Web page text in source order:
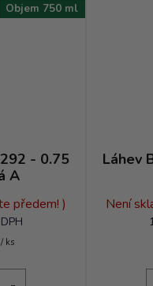
- 0.75
A
předem! )
/ ks
Objem 750 ml
Láhev
Není